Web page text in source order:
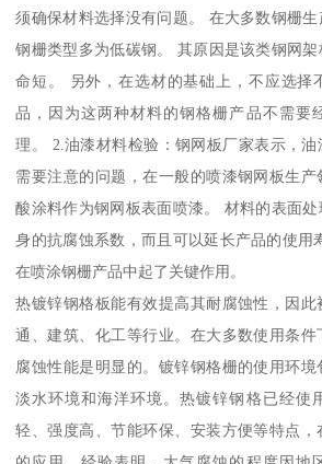
须确保材料选择没有问题。 在大多数钢栅
钢栅类型多为低碳钢。 其原因是该类钢网
命短。 另外，在选材的基础上，不应选择
品，因为这两种材料的钢格栅产品不需要
理。 2.油漆材料检验：钢网板厂家表示，
需要注意的问题，在一般的喷漆钢网板生
酸涂料作为钢网板表面喷漆。 材料的表面
身的抗腐蚀系数，而且可以延长产品的使用
在喷涂钢栅产品中起了关键作用。
热镀锌钢格板能有效提高其耐腐蚀性，因
通、建筑、化工等行业。在大多数使用条
腐蚀性能是明显的。镀锌钢格栅的使用环境
淡水环境和海洋环境。热镀锌钢格已经使
轻、强度高、节能环保、安装方便等特点，